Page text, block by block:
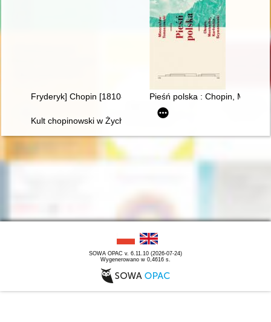
Fryderyk] Chopin [1810-1849]. Życie i droga twórcza
Pieśń polska : Chopin,
Kult chopinowski w Żychlinie
SOWA OPAC v. 6.11.10 (2026-07-24)
Wygenerowano w 0,4616 s.